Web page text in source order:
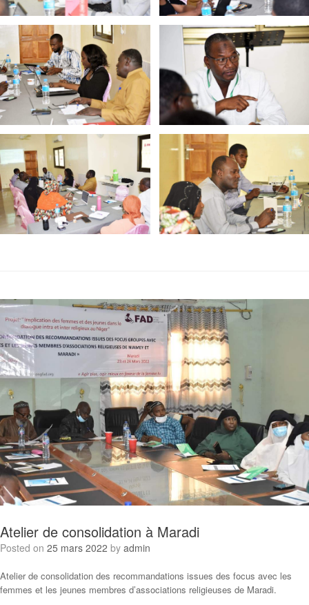
Atelier de consolidation à Maradi
Posted on 25 mars 2022 by admin
Atelier de consolidation des recommandations issues des focus avec les
femmes et les jeunes membres d’associations religieuses de Maradi.